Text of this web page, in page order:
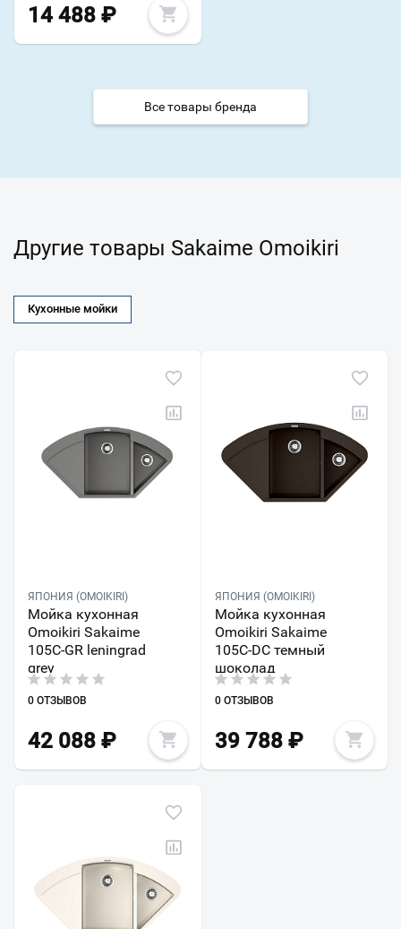
14 488 ₽
Все товары бренда
Другие товары Sakaime Omoikiri
Кухонные мойки
ЯПОНИЯ (OMOIKIRI)
Мойка кухонная
Omoikiri Sakaime
105C-GR leningrad
grey
0 ОТЗЫВОВ
42 088 ₽
ЯПОНИЯ (OMOIKIRI)
Мойка кухонная
Omoikiri Sakaime
105C-DC темный
шоколад
0 ОТЗЫВОВ
39 788₽